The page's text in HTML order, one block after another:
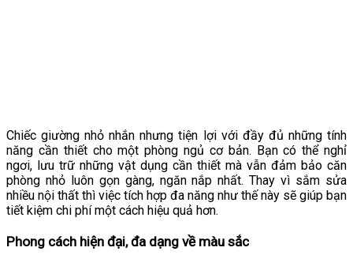
Chiếc giường nhỏ nhắn nhưng tiện lợi với đầy đủ những tính
năng cần thiết cho một phòng ngủ cơ bản. Bạn có thể nghỉ
ngơi, lưu trữ những vật dụng cần thiết mà vẫn đảm bảo căn
phòng nhỏ luôn gọn gàng, ngăn nắp nhất. Thay vì sắm sửa
nhiều nội thất thì việc tích hợp đa năng như thế này sẽ giúp bạn
tiết kiệm chi phí một cách hiệu quả hơn.
Phong cách hiện đại, đa dạng về màu sắc